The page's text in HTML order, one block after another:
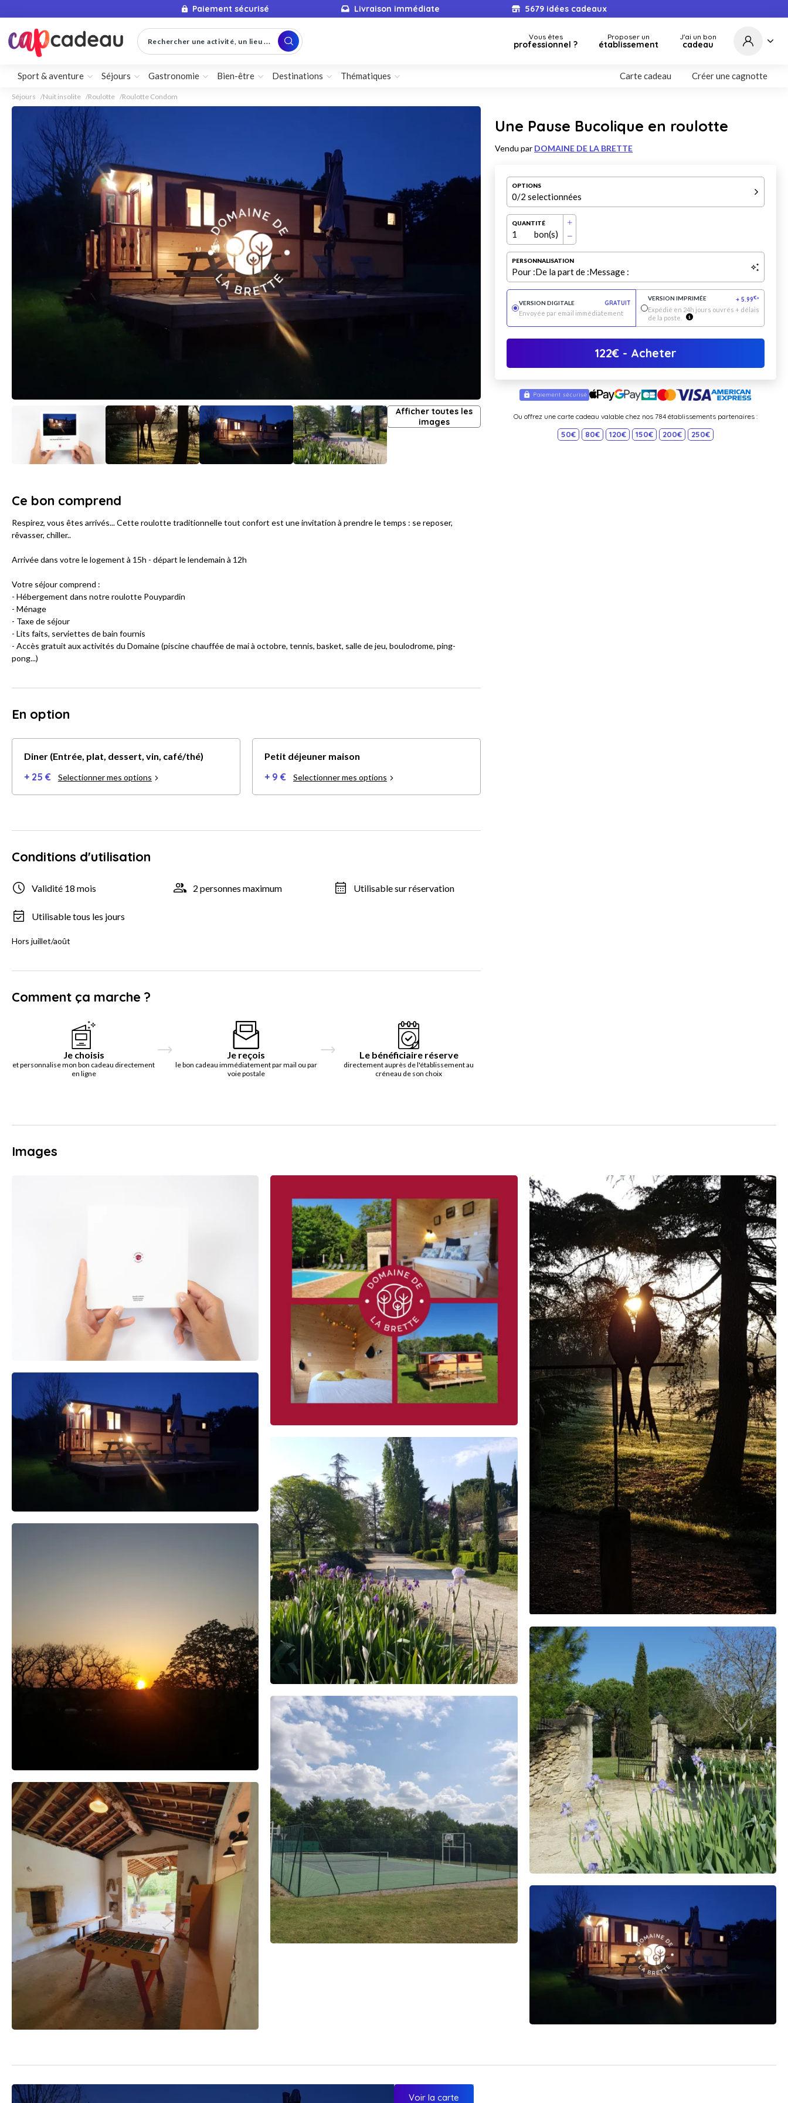
Paiement sécurisé Livraison immédiate 5679 idées cadeaux
Rechercher une activité, un lieu ... Vous êtes
professionnel ?
Proposer un
établissement
J'ai un bon
cadeau
Sport & aventure Séjours Gastronomie Bien-être Destinations Thématiques Carte cadeau Créer une cagnotte
Séjours Nuit insolite Roulotte Roulotte Condom
Afficher toutes les
images
Une Pause Bucolique en roulotte
Vendu par DOMAINE DE LA BRETTE
OPTIONS
0/2 selectionnées
QUANTITÉ
1 bon(s)
PERSONNALISATION
Pour :De la part de :Message :
VERSION DIGITALE
GRATUIT
Envoyée par email immédiatement
VERSION IMPRIMÉE + 5.99€*
Expédié en 24h jours ouvrés + délais
de la poste.
122€ - Acheter
Ou offrez une carte cadeau valable chez nos 784 établissements partenaires :
50€ 80€ 120€ 150€ 200€ 250€
Ce bon comprend
Respirez, vous êtes arrivés... Cette roulotte traditionnelle tout confort est une invitation à prendre le temps : se reposer,
rêvasser, chiller..
Arrivée dans votre le logement à 15h - départ le lendemain à 12h
Votre séjour comprend :
- Hébergement dans notre roulotte Pouypardin
- Ménage
- Taxe de séjour
- Lits faits, serviettes de bain fournis
- Accès gratuit aux activités du Domaine (piscine chauffée de mai à octobre, tennis, basket, salle de jeu, boulodrome, ping-
pong...)
En option
Diner (Entrée, plat, dessert, vin, café/thé)
+ 25 € Selectionner mes options
Petit déjeuner maison
+ 9 € Selectionner mes options
Conditions d'utilisation
Validité 18 mois 2 personnes maximum Utilisable sur réservation
Utilisable tous les jours
Hors juillet/août
Comment ça marche ?
Je choisis
et personnalise mon bon cadeau directement
en ligne
Je reçois
le bon cadeau immédiatement par mail ou par
voie postale
Le bénéficiaire réserve
directement auprès de l'établissement au
créneau de son choix
Images
Voir la carte